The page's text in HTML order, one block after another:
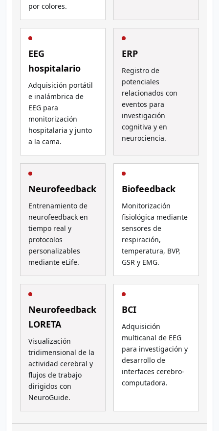
por colores.
EEG
hospitalario
Adquisición portátil
e inalámbrica de
EEG para
monitorización
hospitalaria y junto
a la cama.
ERP
Registro de
potenciales
relacionados con
eventos para
investigación
cognitiva y en
neurociencia.
Neurofeedback
Entrenamiento de
neurofeedback en
tiempo real y
protocolos
personalizables
mediante eLife.
Biofeedback
Monitorización
fisiológica mediante
sensores de
respiración,
temperatura, BVP,
GSR y EMG.
Neurofeedback
LORETA
Visualización
tridimensional de la
actividad cerebral y
flujos de trabajo
dirigidos con
NeuroGuide.
BCI
Adquisición
multicanal de EEG
para investigación y
desarrollo de
interfaces cerebro-
computadora.